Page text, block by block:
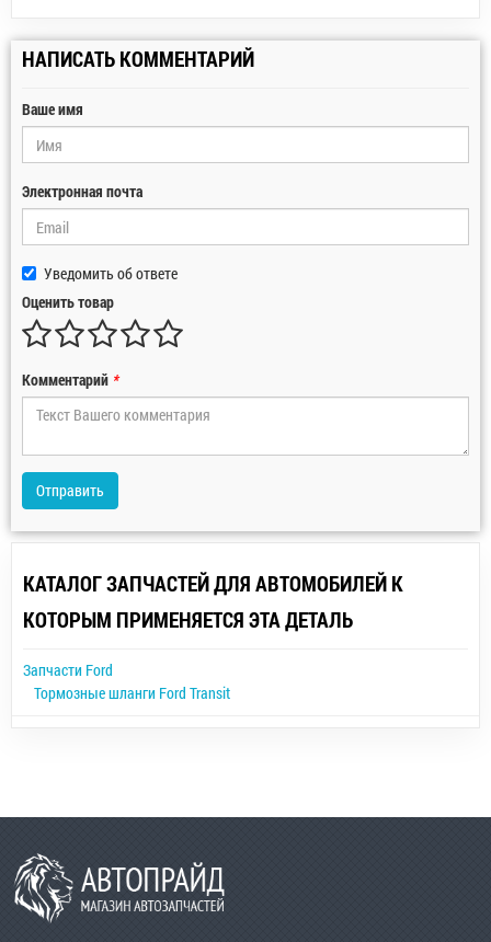
НАПИСАТЬ КОММЕНТАРИЙ
Ваше имя
Электронная почта
Уведомить об ответе
Оценить товар
Комментарий *
Отправить
КАТАЛОГ ЗАПЧАСТЕЙ ДЛЯ АВТОМОБИЛЕЙ К
КОТОРЫМ ПРИМЕНЯЕТСЯ ЭТА ДЕТАЛЬ
Запчасти Ford
Тормозные шланги Ford Transit